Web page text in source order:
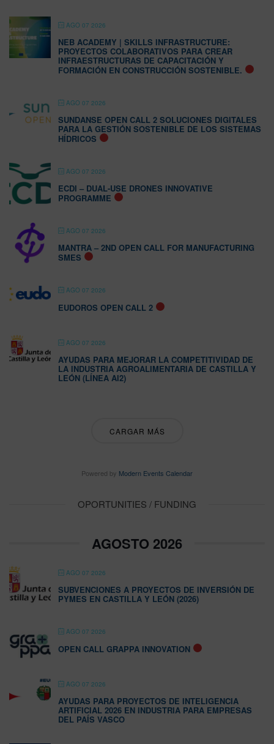
AGO 07 2026
NEB ACADEMY | SKILLS INFRASTRUCTURE:
PROYECTOS COLABORATIVOS PARA CREAR
INFRAESTRUCTURAS DE CAPACITACIÓN Y
FORMACIÓN EN CONSTRUCCIÓN SOSTENIBLE.
AGO 07 2026
SUNDANSE OPEN CALL 2 SOLUCIONES DIGITALES
PARA LA GESTIÓN SOSTENIBLE DE LOS SISTEMAS
HÍDRICOS
AGO 07 2026
ECDI – DUAL-USE DRONES INNOVATIVE
PROGRAMME
AGO 07 2026
MANTRA – 2ND OPEN CALL FOR MANUFACTURING
SMES
AGO 07 2026
EUDOROS OPEN CALL 2
AGO 07 2026
AYUDAS PARA MEJORAR LA COMPETITIVIDAD DE
LA INDUSTRIA AGROALIMENTARIA DE CASTILLA Y
LEÓN (LÍNEA AI2)
CARGAR MÁS
Powered by Modern Events Calendar
OPORTUNITIES / FUNDING
AGOSTO 2026
AGO 07 2026
SUBVENCIONES A PROYECTOS DE INVERSIÓN DE
PYMES EN CASTILLA Y LEÓN (2026)
AGO 07 2026
OPEN CALL GRAPPA INNOVATION
AGO 07 2026
AYUDAS PARA PROYECTOS DE INTELIGENCIA
ARTIFICIAL 2026 EN INDUSTRIA PARA EMPRESAS
DEL PAÍS VASCO